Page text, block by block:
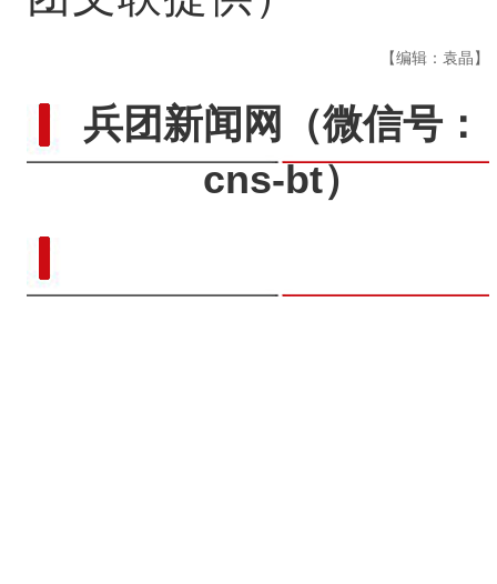
【编辑：袁晶】
兵团新闻网
（微信号：
cns-bt）